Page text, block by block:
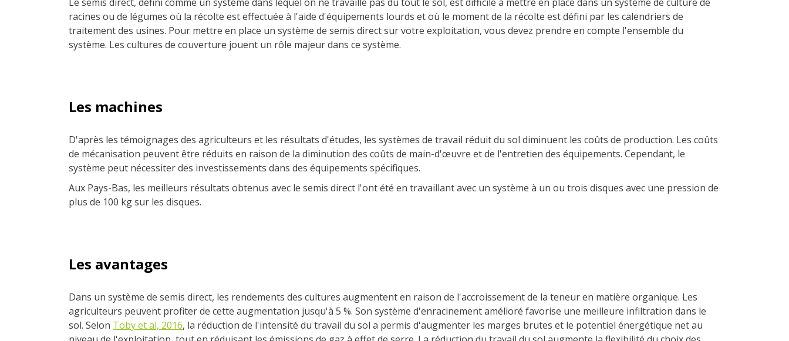
racines ou de légumes où la récolte est effectuée à l'aide d'équipements lourds et où le moment de la récolte est défini par les calendriers de
traitement des usines. Pour mettre en place un système de semis direct sur votre exploitation, vous devez prendre en compte l'ensemble du
système. Les cultures de couverture jouent un rôle majeur dans ce système.
Les machines
D'après les témoignages des agriculteurs et les résultats d'études, les systèmes de travail réduit du sol diminuent les coûts de production. Les coûts
de mécanisation peuvent être réduits en raison de la diminution des coûts de main-d'œuvre et de l'entretien des équipements. Cependant, le
système peut nécessiter des investissements dans des équipements spécifiques.
Aux Pays-Bas, les meilleurs résultats obtenus avec le semis direct l'ont été en travaillant avec un système à un ou trois disques avec une pression de
plus de 100 kg sur les disques.
Les avantages
Dans un système de semis direct, les rendements des cultures augmentent en raison de l'accroissement de la teneur en matière organique. Les
agriculteurs peuvent profiter de cette augmentation jusqu'à 5 %. Son système d'enracinement amélioré favorise une meilleure infiltration dans le
sol. Selon Toby et al, 2016, la réduction de l'intensité du travail du sol a permis d'augmenter les marges brutes et le potentiel énergétique net au